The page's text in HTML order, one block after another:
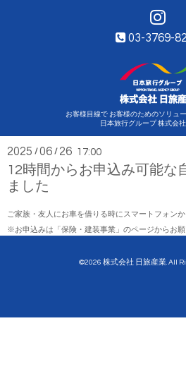
03-3769-
お客様目線で お客様のためのソリュ
日本旅行グループ 株式会
お知らせ・ニュース
2025 /06 / 26 17:00
12時間からお申込み可能な
ました
ご家族・友人にお車を借りる時にスマートフォンか
※お申込みは「保険・建装事業」のページからお願
©2026 株式会社 日旅産業 . All